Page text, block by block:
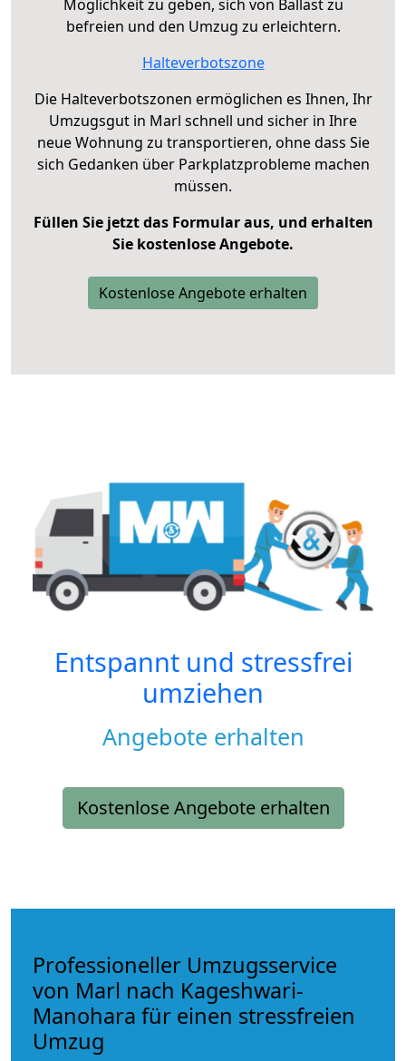
Möglichkeit zu geben, sich von Ballast zu
befreien und den Umzug zu erleichtern.
Halteverbotszone
Die Halteverbotszonen ermöglichen es Ihnen, Ihr
Umzugsgut in Marl schnell und sicher in Ihre
neue Wohnung zu transportieren, ohne dass Sie
sich Gedanken über Parkplatzprobleme machen
müssen.
Füllen Sie jetzt das Formular aus, und erhalten
Sie kostenlose Angebote.
Kostenlose Angebote erhalten
Entspannt und stressfrei
umziehen
Angebote erhalten
Kostenlose Angebote erhalten
Professioneller Umzugsservice
von Marl nach Kageshwari-
Manohara für einen stressfreien
Umzug